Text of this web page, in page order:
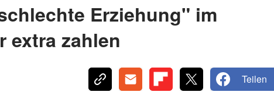
Erziehung" im
extra zahlen
Teilen